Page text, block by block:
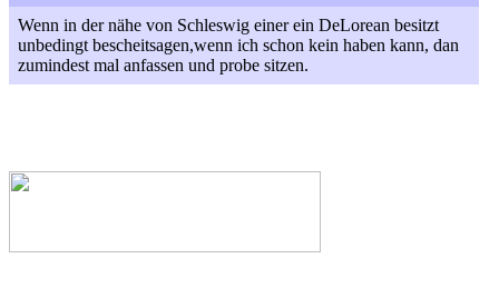
Wenn in der nähe von Schleswig einer ein DeLorean besitzt
unbedingt bescheitsagen,wenn ich schon kein haben kann, dan
zumindest mal anfassen und probe sitzen.